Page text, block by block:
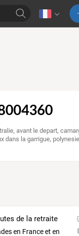
,avant le depart,
dans la garrigue,
de la retraite
en France et en